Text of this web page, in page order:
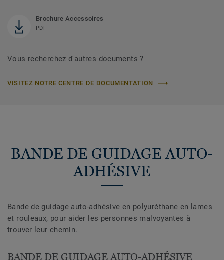
Brochure Accessoires
PDF
Vous recherchez d'autres documents ?
VISITEZ NOTRE CENTRE DE DOCUMENTATION
BANDE DE GUIDAGE AUTO-
ADHÉSIVE
Bande de guidage auto-adhésive en polyuréthane en lames
et rouleaux, pour aider les personnes malvoyantes à
trouver leur chemin.
BANDE DE GUIDAGE AUTO-ADHÉSIVE